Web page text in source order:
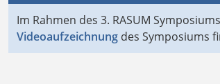
Im Rahmen des 3. RASUM
Videoaufzeichnung des Symposiums